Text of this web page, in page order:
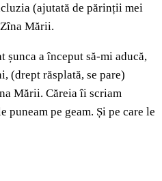
(ajutată de părinții mei
Mării.
șunca a început să-mi aducă,
(drept răsplată, se pare)
Mării. Căreia îi scriam
puneam pe geam. Și pe care le